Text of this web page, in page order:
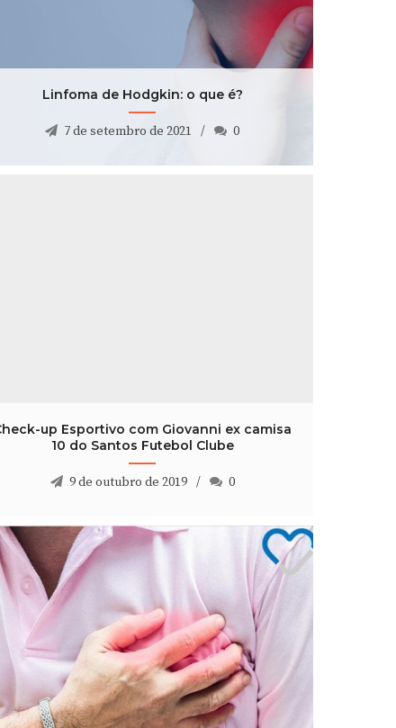
Linfoma de Hodgkin: o que é?
7 de setembro de 2021
Linfoma de Hodgkin: o que é?
7 de setembro de 2021 0
up Esportivo com Giovanni ex camisa
10 do Santos Futebol Clube
9 de outubro de 2019 0
Infarto fulminante, sintomas e causas